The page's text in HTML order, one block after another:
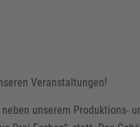
Veranstaltungen!
unserem Produktions-